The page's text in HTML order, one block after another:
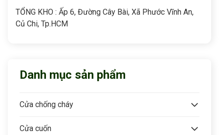
TỔNG KHO : Ấp 6, Đường Cây Bài, Xã Phước Vĩnh An,
Củ Chi, Tp.HCM
Danh mục sản phẩm
Cửa chống cháy
Cửa cuốn